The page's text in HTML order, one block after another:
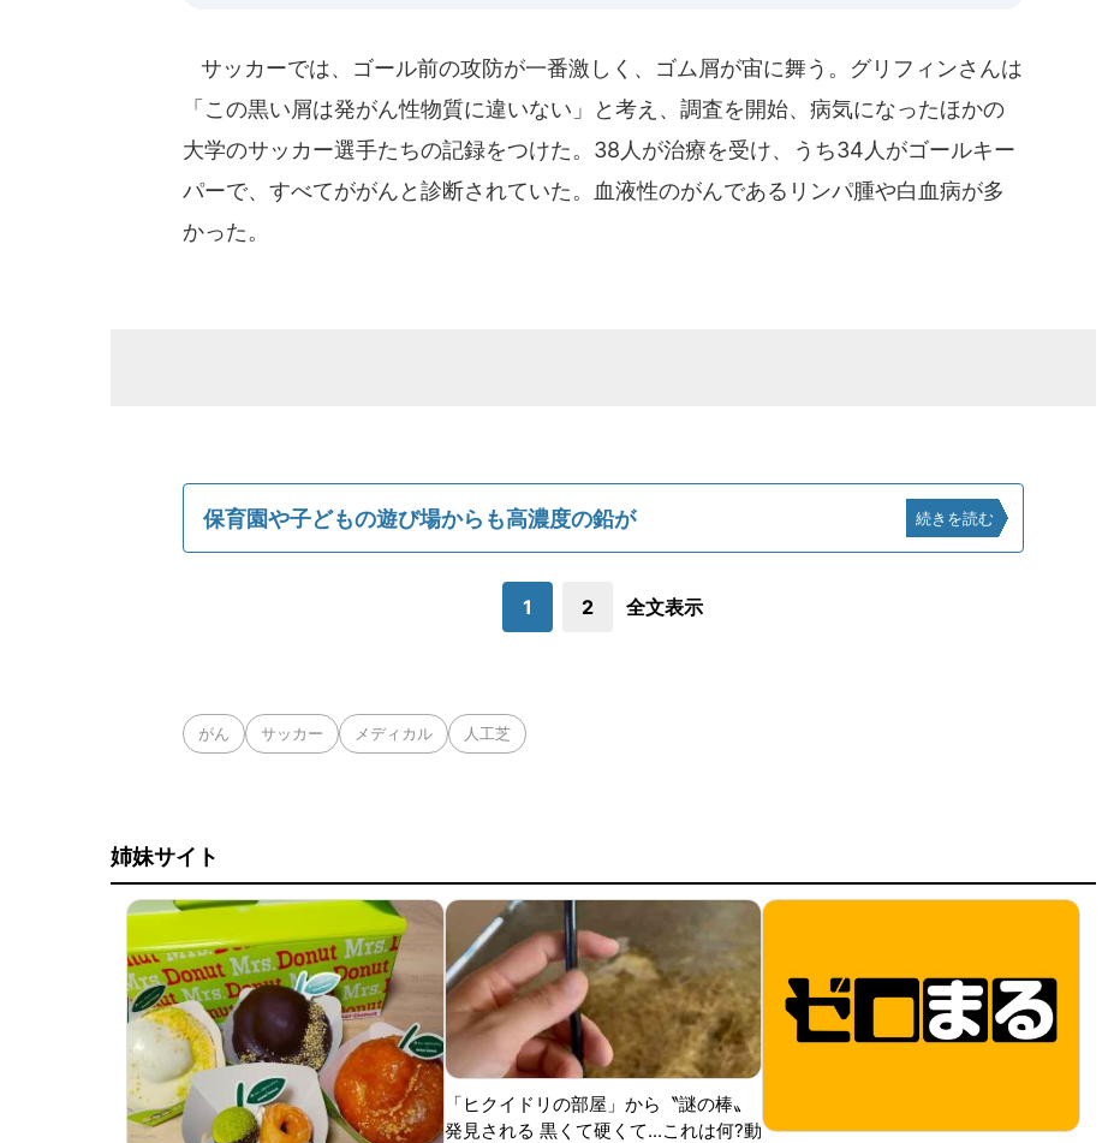
サッカーでは、ゴール前の攻防が一番激しく、ゴム屑が宙に舞う。グリフィンさんは
「この黒い屑は発がん性物質に違いない」と考え、調査を開始、病気になったほかの
大学のサッカー選手たちの記録をつけた。38人が治療を受け、うち34人がゴールキー
パーで、すべてががんと診断されていた。血液性のがんであるリンパ腫や白血病が多
かった。
保育園や子どもの遊び場からも高濃度の鉛が 続きを読む
1 2 全文表示
がん サッカー メディカル 人工芝
姉妹サイト
「ヒクイドリの部屋」から〝謎の棒〟
発見される 黒くて硬くて...これは何?動